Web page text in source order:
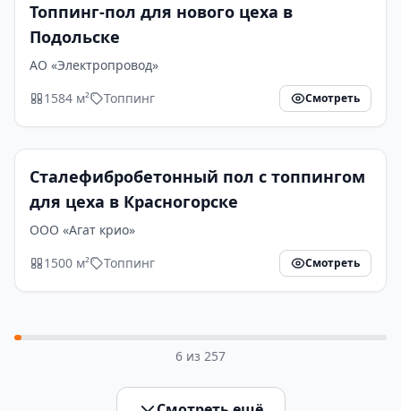
Топпинг-пол для нового цеха в
Подольске
АО «Электропровод»
1584 м²
Топпинг Смотреть
Сталефибробетонный пол с топпингом
для цеха в Красногорске
ООО «Агат крио»
1500 м²
Топпинг Смотреть
6 из 257